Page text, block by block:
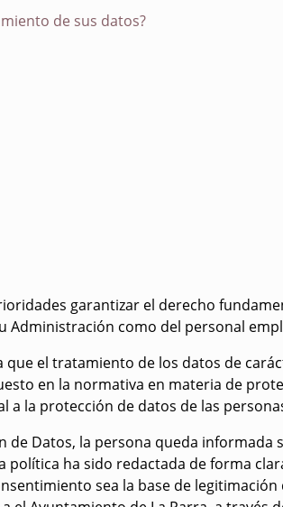
de sus datos?
garantizar el derecho
como del personal
el tratamiento de los datos de
en la normativa en materia de
la protección de datos de las
Datos, la persona queda informada
ha sido redactada de forma
sea la base de